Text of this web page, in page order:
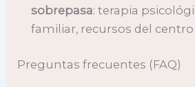
sobrepasa: terapia
familiar, recursos del
Preguntas frecuentes (FAQ)